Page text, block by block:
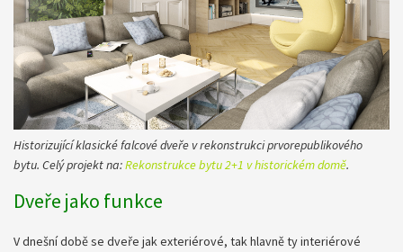
Historizující klasické falcové dveře v rekonstrukci prvorepublikového
bytu. Celý projekt na:Rekonstrukce bytu 2+1 v historickém domě​.
Dveře jako funkce
V dnešní době se dveře jak exteriérové, tak hlavně ty interiérové